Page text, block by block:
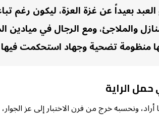
بعيداً عن غزة العزة، ليكون رغم
والملاجئ، ومع الرجال في
منظومة تضحية وجهاد استحكمت فيها
الراية
أراد، ونحسبه خرج من فرن الاختبار إلى عز